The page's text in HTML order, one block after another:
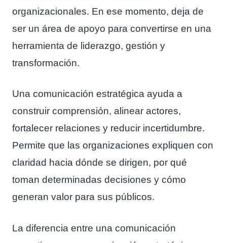
organizacionales. En ese momento, deja de
ser un área de apoyo para convertirse en una
herramienta de liderazgo, gestión y
transformación.
Una comunicación estratégica ayuda a
construir comprensión, alinear actores,
fortalecer relaciones y reducir incertidumbre.
Permite que las organizaciones expliquen con
claridad hacia dónde se dirigen, por qué
toman determinadas decisiones y cómo
generan valor para sus públicos.
La diferencia entre una comunicación